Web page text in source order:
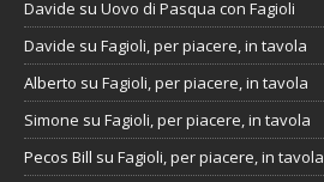
Davide su Uovo di Pasqua con Fagioli
Davide su Fagioli, per piacere, in tavola
Alberto su Fagioli, per piacere, in tavola
Simone su Fagioli, per piacere, in tavola
Pecos Bill su Fagioli, per piacere, in tavola